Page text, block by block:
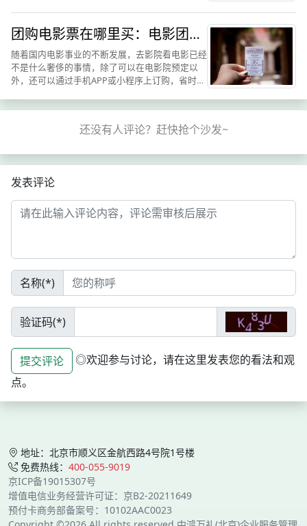
其满足人们的各种需求，...
团购电影票在哪里买：电影团购
网讲述鸿礼福卡购票途径和方法
随着国内电影事业的不断发展，去影院看电影已经
不是什么奢侈的事情，除了可以在电影院预定以
外，还可以通过手机APP或小程序上订购，省时省
发表评论
名称(*)
验证码(*)
提交评论
◎欢迎参与讨论，请在这里发表您的看法和观
点。
地址：北京市顺义区金航西路4号院1号楼
免费热线： 400-055-9019
京ICP备19015307号
增值电信业务经营许可证：京B2-20211649
预付卡商务部备案号：10102AAC0023